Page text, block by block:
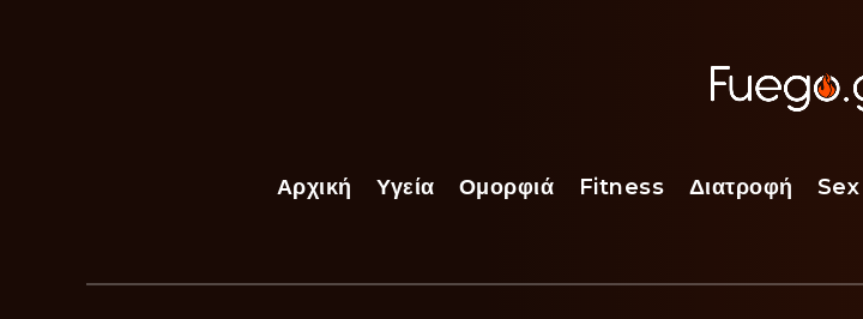
Αρχική Υγεία Ομορφιά Fitness Διατροφή Sex